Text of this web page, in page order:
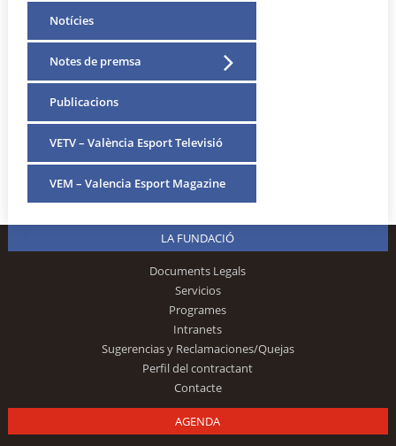
Notícies
Notes de premsa
Publicacions
VETV – València Esport Televisió
VEM – Valencia Esport Magazine
LA FUNDACIÓ
Documents Legals
Servicios
Programes
Intranets
Sugerencias y Reclamaciones/Quejas
Perfil del contractant
Contacte
AGENDA